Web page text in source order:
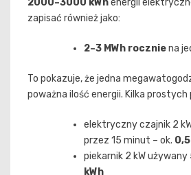
2000–3000 kWhenergii
zapisać również jako:
2–3 MWh roczniena
To pokazuje, że jedna
poważna ilość energii. Kilka prostych
elektryczny czajnik 2
przez 15 minut – ok.
piekarnik 2 kW używany
kWh